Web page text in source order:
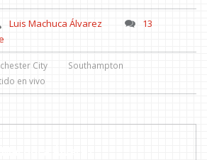
Luis Machuca Álvarez
13
City
Southampton
en vivo